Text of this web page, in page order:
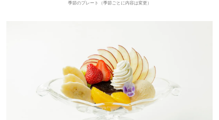
季節のプレート（季節ごとに内容は変更）